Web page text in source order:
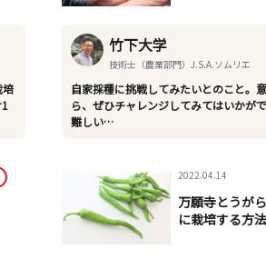
培
竹下大学
技術士（農業部門）J.S.A.ソムリエ
自家採種に挑戦してみたいとのこと。
ら、ぜひチャレンジしてみてはいかが
難しい…
2022.04.14
万願寺とうが
に栽培する方